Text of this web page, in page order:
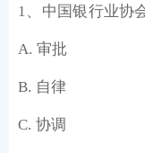
1、中国银行业协
A. 审批
B. 自律
C. 协调